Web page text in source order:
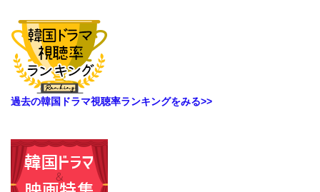
過去の韓国ドラマ視聴率ランキングをみる>>